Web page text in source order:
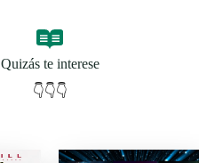
Quizás te interese
👇👇👇